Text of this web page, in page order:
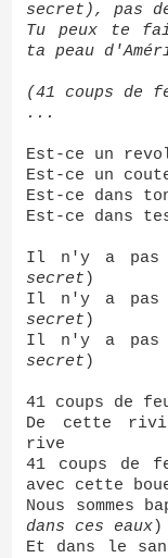
secret), pas
Tu peux te
ta peau
(41 coups de
...
Est-ce un
Est-ce un
Est-ce dans
Est-ce dans
Il n'y a pas
secret )
Il n'y a pas
secret )
Il n'y a pas
secret )
41 coups de
De cette
rive
41 coups de
avec cette
Nous sommes
dans ces eaux)
Et dans le